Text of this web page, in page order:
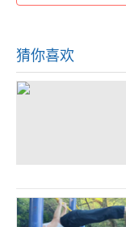
猜你喜欢